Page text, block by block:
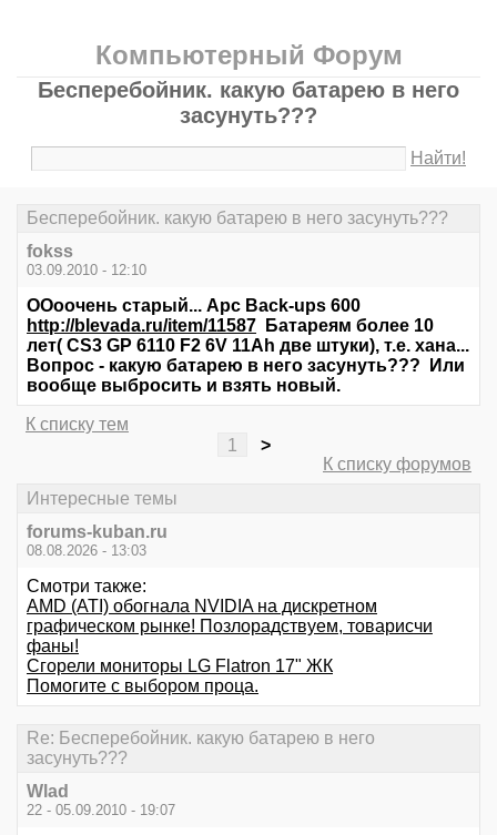
Компьютерный Форум
Бесперебойник. какую батарею в него
засунуть???
Найти!
Бесперебойник. какую батарею в него засунуть???
fokss
03.09.2010 - 12:10
ООоочень старый... Apc Back-ups 600
http://blevada.ru/item/11587 Батареям более 10
лет( CS3 GP 6110 F2 6V 11Ah две штуки), т.е. хана...
Вопрос - какую батарею в него засунуть??? Или
вообще выбросить и взять новый.
К списку тем
1
>
К списку форумов
Интересные темы
forums-kuban.ru
08.08.2026 - 13:03
Смотри также:
AMD (ATI) обогнала NVIDIA на дискретном
графическом рынке! Позлорадствуем, товарисчи
фаны!
Сгорели мониторы LG Flatron 17" ЖК
Помогите с выбором проца.
Re: Бесперебойник. какую батарею в него
засунуть???
Wlad
22 - 05.09.2010 - 19:07